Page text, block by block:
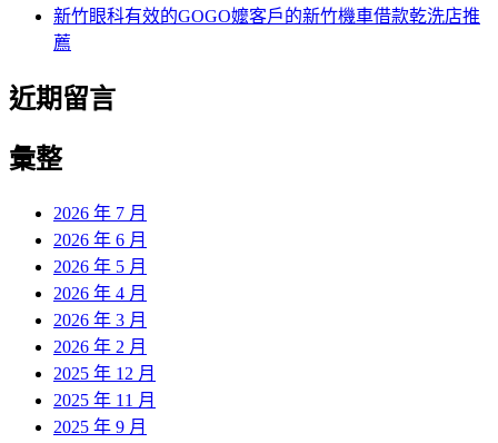
新竹眼科有效的GOGO嬤客戶的新竹機車借款乾洗店推
薦
近期留言
彙整
2026 年 7 月
2026 年 6 月
2026 年 5 月
2026 年 4 月
2026 年 3 月
2026 年 2 月
2025 年 12 月
2025 年 11 月
2025 年 9 月